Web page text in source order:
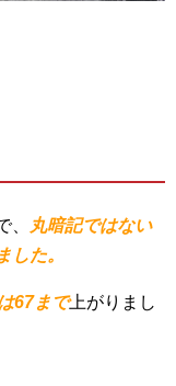
、 丸暗記ではない
した。
67まで上がりまし